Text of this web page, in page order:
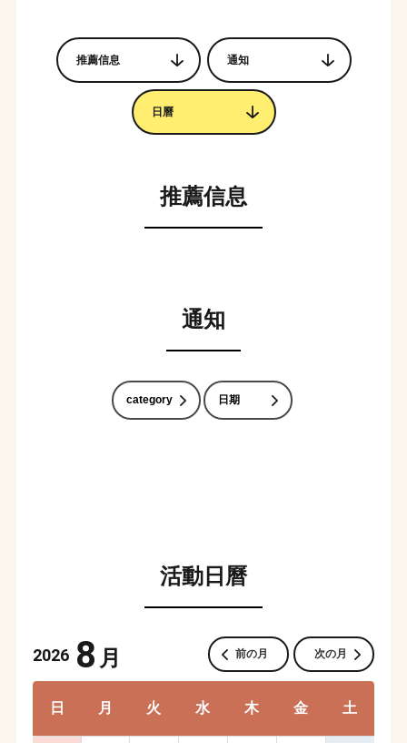
推薦信息 通知
日曆
推薦信息
通知
活動日曆
2026 8 月 前の月 次の月
日 月 火 水 木 金 土